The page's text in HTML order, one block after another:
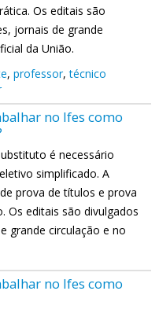
Os editais são
jornais de grande
da União.
, professor,técnico
no Ifes como
é necessário
simplificado. A
prova de títulos e prova
Os editais são divulgados
grande circulação e no
no Ifes como